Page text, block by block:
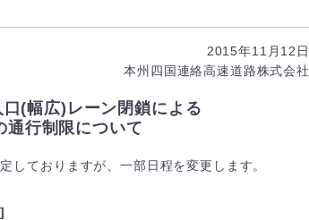
2015年11月12日
本州四国連絡高速道路株式会社
(幅広)レーン閉鎖による
通行制限について
しておりますが、一部日程を変更します。